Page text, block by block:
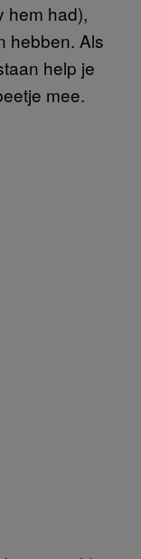
hem had),
hebben. Als
help je
mee.